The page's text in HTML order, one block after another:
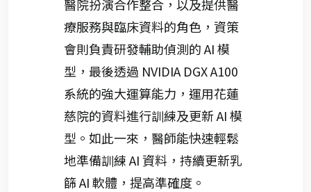
醫院扮演合作整合，以及提供醫
療服務與臨床資料的角色，資策
會則負責研發輔助偵測的 AI 模
型，最後透過 NVIDIA DGX A100
系統的強大運算能力，運用花蓮
慈院的資料進行訓練及更新 AI 模
型。如此一來，醫師能快速輕鬆
地準備訓練 AI 資料，持續更新乳
篩 AI 軟體，提高準確度。